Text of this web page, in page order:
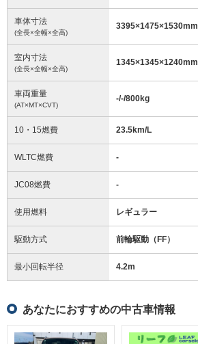
車体寸法
(全長×全幅×全高)
3395×1475×1530mm
室内寸法
(全長×全幅×全高)
1345×1345×1240mm
車両重量
(AT×MT×CVT)
-/-/800kg
10・15燃費 23.5km/L
WLTC燃費 -
JC08燃費 -
使用燃料 レギュラー
駆動方式 前輪駆動（FF）
最小回転半径 4.2m
あなたにおすすめの中古車情報